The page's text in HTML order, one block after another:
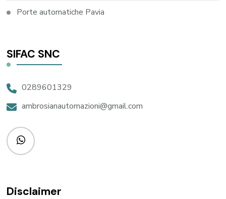
Porte automatiche Pavia
SIFAC SNC
0289601329
ambrosianautomazioni@gmail.com
Disclaimer